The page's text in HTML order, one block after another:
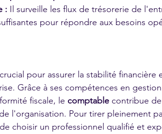
: Il surveille les flux de trésorerie de
pour répondre aux besoins
pour assurer la stabilité financière
Grâce à ses compétences en
fiscale, le comptable contribue
l'organisation. Pour tirer pleinement
choisir un professionnel qualifié et